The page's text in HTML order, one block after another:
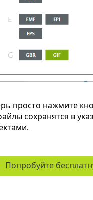
просто нажмите
сохранятся в
Попробуйте